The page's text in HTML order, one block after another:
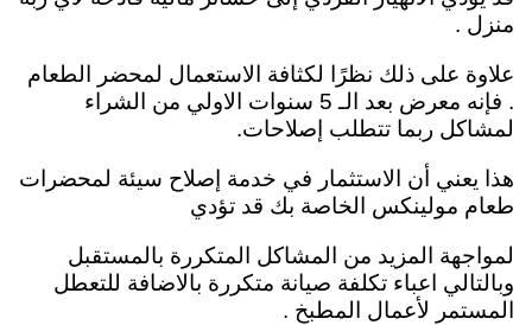
منزل .
علاوة على ذلك نظرًا لكثافة الاستعمال لمحضر الطعام
. فإنه معرض بعد الـ 5 سنوات الاولي من الشراء
لمشاكل ربما تتطلب إصلاحات.
هذا يعني أن الاستثمار في خدمة إصلاح سيئة لمحضرات
طعام مولينكس الخاصة بك قد تؤدي
لمواجهة المزيد من المشاكل المتكررة بالمستقبل
وبالتالي اعباء تكلفة صيانة متكررة بالاضافة للتعطل
المستمر لأعمال المطبخ .